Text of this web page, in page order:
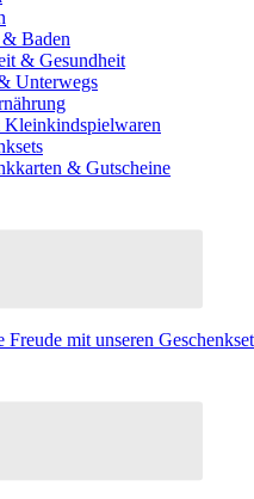
Baden
& Gesundheit
Unterwegs
& Gutscheine
Freude mit unseren